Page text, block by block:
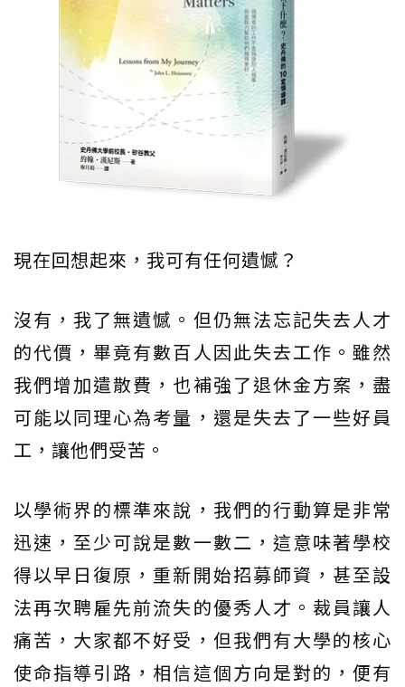
現在回想起來，我可有任何遺憾？
沒有，我了無遺憾。但仍無法忘記失去人才
的代價，畢竟有數百人因此失去工作。雖然
我們增加遣散費，也補強了退休金方案，盡
可能以同理心為考量，還是失去了一些好員
工，讓他們受苦。
以學術界的標準來說，我們的行動算是非常
迅速，至少可說是數一數二，這意味著學校
得以早日復原，重新開始招募師資，甚至設
法再次聘雇先前流失的優秀人才。裁員讓人
痛苦，大家都不好受，但我們有大學的核心
使命指導引路，相信這個方向是對的，便有